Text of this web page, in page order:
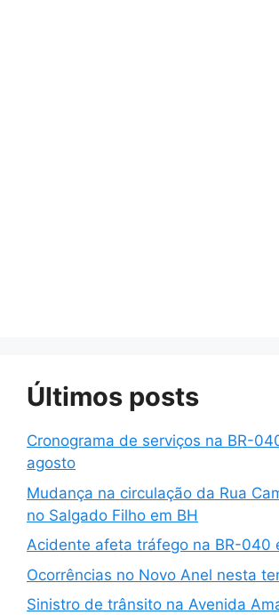
Últimos posts
Cronograma de serviços na BR-
agosto
Mudança na circulação da Rua
no Salgado Filho em BH
Acidente afeta tráfego na BR-040
Ocorrências no Novo Anel nesta
Sinistro de trânsito na Avenida